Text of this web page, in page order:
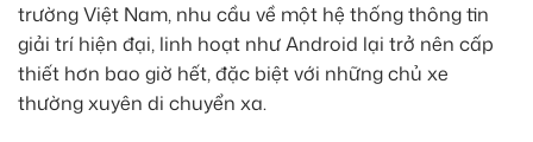
trường Việt Nam, nhu cầu về một hệ thống thông tin
giải trí hiện đại, linh hoạt như Android lại trở nên cấp
thiết hơn bao giờ hết, đặc biệt với những chủ xe
thường xuyên di chuyển xa.